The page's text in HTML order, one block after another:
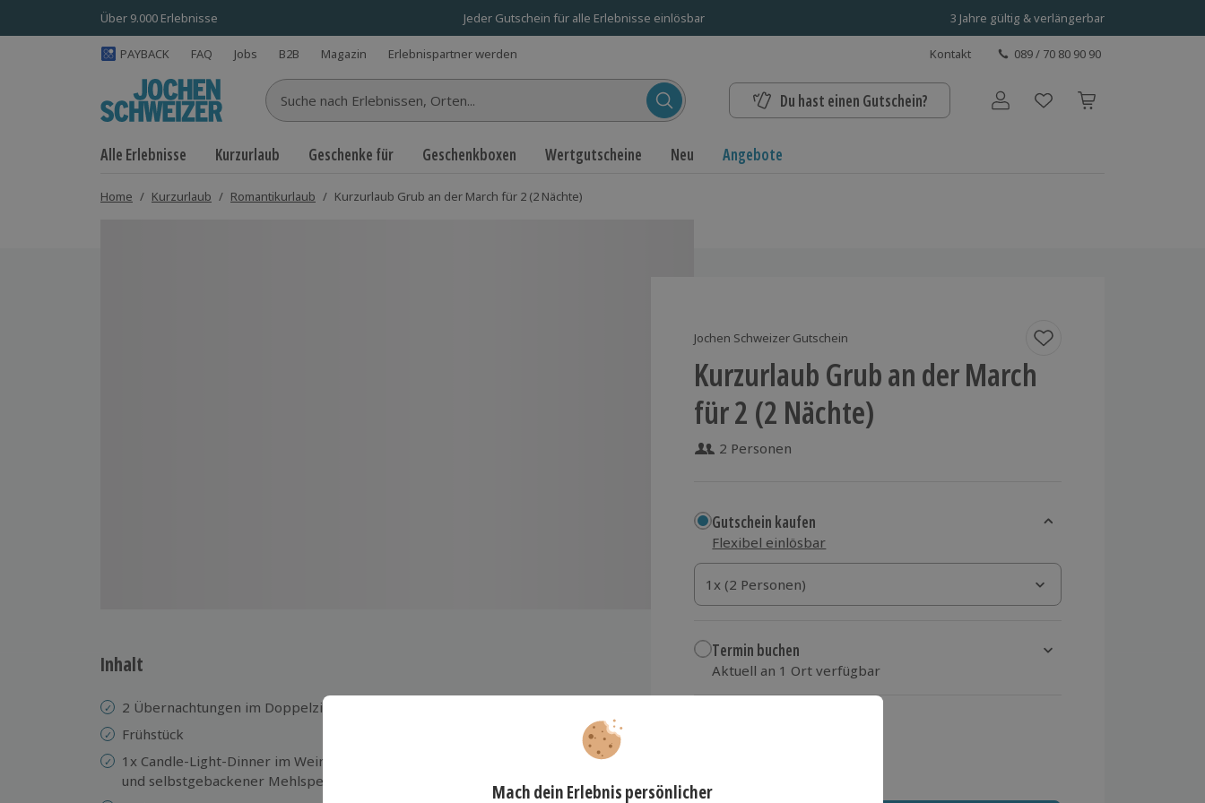
Über 9.000 Erlebnisse Jeder Gutschein für alle Erlebnisse einlösbar 3 Jahre gültig & verlängerbar
PAYBACK FAQ Jobs B2B Magazin Erlebnispartner werden Kontakt 089 / 70 80 90 90
Suche nach Erlebnissen... Du hast einen Gutschein? Benutzerkonto
Alle Erlebnisse Kurzurlaub Geschenke für Geschenkboxen Wertgutscheine Neu Angebote
Home / Kurzurlaub / Romantikurlaub / Kurzurlaub Grub an der March für 2 (2 Nächte)
Jochen Schweizer Gutschein
Kurzurlaub Grub an der March
für 2 (2 Nächte)
2 Personen
Gutschein kaufen
Flexibel einlösbar
1x (2 Personen)
1x (2 Personen)
1x (2 Personen)
Termin buchen
Aktuell an 1 Ort verfügbar
Wähle im nächsten Schritt einen Termin aus
Inhalt
2 Übernachtungen im Doppelzimmer im Winzerhof Küssler
Frühstück
1x Candle-Light-Dinner im Weinkeller oder Winzergarten mit Heurigenplatte
und selbstgebackener Mehlspeise